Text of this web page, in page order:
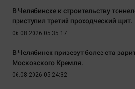
В Челябинске к строительству
приступил третий проходческий щит.
06.08.2026 05:35:17
В Челябинск привезут более ста
Московского Кремля.
06.08.2026 05:24:32